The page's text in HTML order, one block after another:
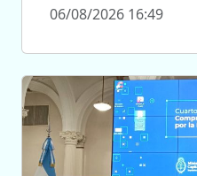
06/08/2026 16:49